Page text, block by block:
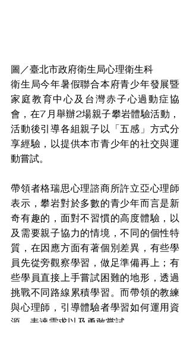
圖／臺北市政府衛生局心理衛生科
衛生局今年暑假聯合本府青少年發展暨
家庭教育中心及台灣赤子心過動症協
會，在7月舉辦2場親子攀岩體驗活動，
活動後引導各組親子以「五感」方式分
享經驗，以提供本市青少年的社交與運
動嘗試。
帶領者格瑞思心理諮商所許立亞心理師
表示，攀岩對於多數的青少年而言是新
奇有趣的，面對不習慣的高度體驗，以
及需要親子協力的情境，不同的個性特
質，在因應方面有著個別差異，有些學
員先從旁觀察學習，做足準備再上；有
些學員直接上手嘗試困難的地形，透過
挑戰不同路線累積學習。而帶領的教練
與心理師，引導體驗者學習如何運用資
源、表達需求以及勇敢嘗試。